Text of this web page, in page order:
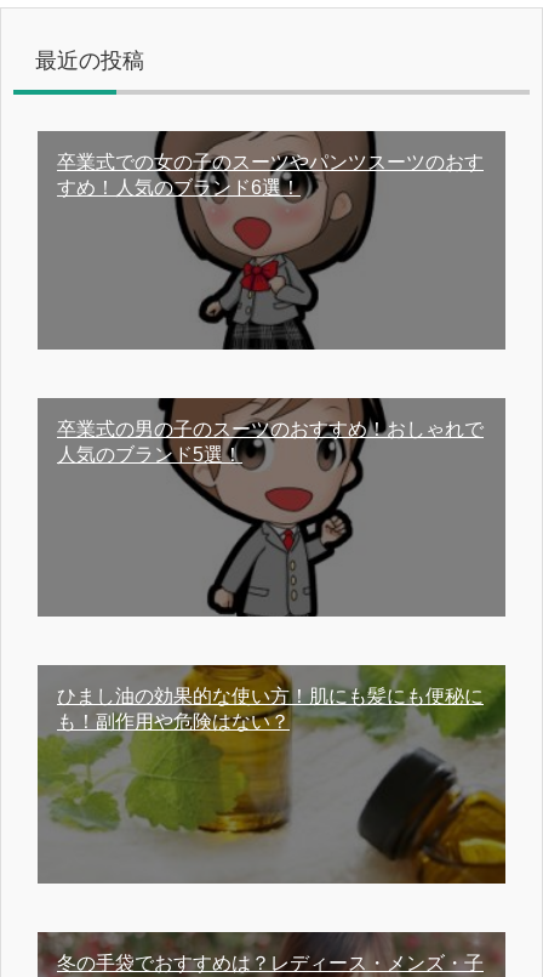
最近の投稿
卒業式での女の子のスーツやパンツスーツのおす
すめ！人気のブランド6選！
卒業式の男の子のスーツのおすすめ！おしゃれで
人気のブランド5選！
ひまし油の効果的な使い方！肌にも髪にも便秘に
も！副作用や危険はない？
冬の手袋でおすすめは？レディース・メンズ・子